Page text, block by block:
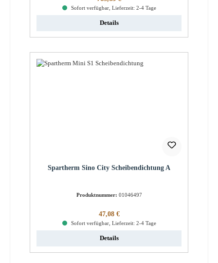
Sofort verfügbar, Lieferzeit: 2-4 Tage
Details
Spartherm Sino City Scheibendichtung A
Produktnummer: 01046497
Regulärer Preis:
47,08 €
Sofort verfügbar, Lieferzeit: 2-4 Tage
Details